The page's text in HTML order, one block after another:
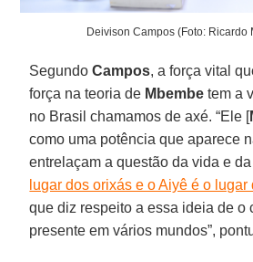
Deivison Campos (Foto: Ricardo
SegundoCampos, a força vital
força na teoria de Mbembe tem a
no Brasil chamamos de axé. “Ele [
como uma potência que aparece
entrelaçam a questão da vida e
lugar dos orixás e o Aiyê é o
que diz respeito a essa ideia de o
presente em vários mundos”,